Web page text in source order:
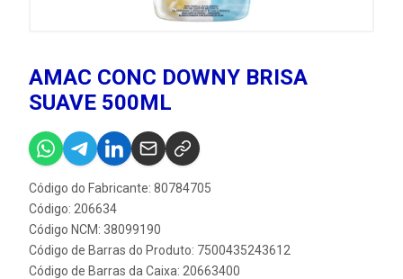
AMAC CONC DOWNY BRISA
SUAVE 500ML
Código do Fabricante: 80784705
Código: 206634
Código NCM: 38099190
Código de Barras do Produto: 7500435243612
Código de Barras da Caixa: 20663400